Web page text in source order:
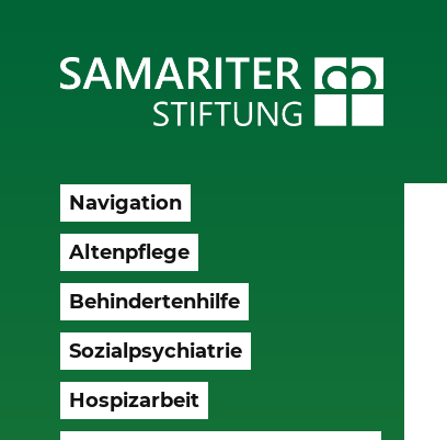
Navigation
Altenpflege
Behindertenhilfe
Sozialpsychiatrie
Hospizarbeit